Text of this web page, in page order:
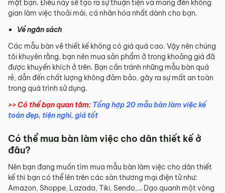
mặt bạn. Điều này sẽ tạo ra sự thuận tiện và mang đến không
gian làm việc thoải mái, cá nhân hóa nhất dành cho bạn.
Về ngân sách
Các mẫu bàn vẽ thiết kế không có giá quá cao. Vậy nên chúng
tôi khuyên rằng, bạn nên mua sản phẩm ở trong khoảng giá đã
được khuyến khích ở trên. Bạn cần tránh những mẫu bàn quá
rẻ, dẫn đến chất lượng không đảm bảo, gây ra sự mất an toàn
trong quá trình sử dụng.
>> Có thể bạn quan tâm: Tổng hợp 20 mẫu bàn làm việc kế
toán đẹp, tiện nghi, giá tốt
Có thể mua bàn làm việc cho dân thiết kế ở
đâu?
Nên bạn đang muốn tìm mua mẫu bàn làm việc cho dân thiết
kế thì bạn có thể lên trên các sàn thương mại điện tử như:
Amazon, Shoppe, Lazada, Tiki, Sendo,… Dạo quanh một vòng